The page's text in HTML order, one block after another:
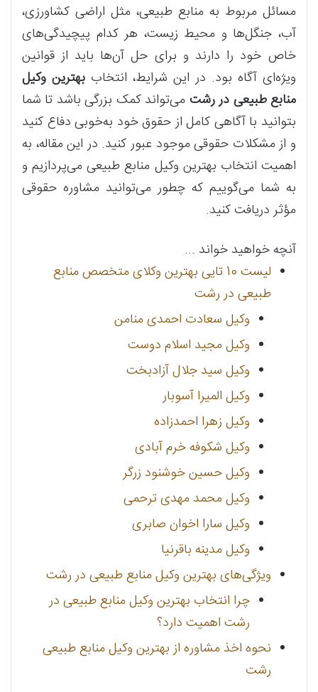
مسائل مربوط به منابع طبیعی، مثل اراضی کشاورزی،
آب، جنگل‌ها و محیط زیست، هر کدام پیچیدگی‌های
خاص خود را دارند و برای حل آن‌ها باید از قوانین
ویژه‌ای آگاه بود. در این شرایط، انتخاب بهترین وکیل
منابع طبیعی در رشت می‌تواند کمک بزرگی باشد تا شما
بتوانید با آگاهی کامل از حقوق خود به‌خوبی دفاع کنید
و از مشکلات حقوقی موجود عبور کنید. در این مقاله، به
اهمیت انتخاب بهترین وکیل منابع طبیعی می‌پردازیم و
به شما می‌گوییم که چطور می‌توانید مشاوره حقوقی
مؤثر دریافت کنید.
آنچه خواهید خواند ...
لیست 10 تایی بهترین وکلای متخصص منابع
طبیعی در رشت
وکیل سعادت احمدی منامن
وکیل مجید اسلام دوست
وکیل سید جلال آزادبخت
وکیل المیرا آسوبار
وکیل زهرا احمدزاده
وکیل شکوفه خرم آبادی
وکیل حسین خوشنود زرگر
وکیل محمد مهدی ترحمی
وکیل سارا اخوان صابری
وکیل مدینه باقرنیا
ویژگی‌های بهترین وکیل منابع طبیعی در رشت
چرا انتخاب بهترین وکیل منابع طبیعی در
رشت اهمیت دارد؟
نحوه اخذ مشاوره از بهترین وکیل منابع طبیعی
رشت